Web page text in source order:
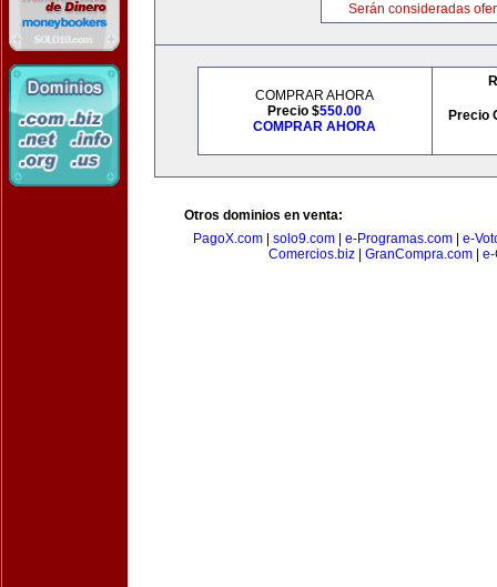
Serán consideradas
COMPRAR AHORA
Precio $550.00
COMPRAR AHORA
Precio
Otros dominios en venta:
PagoX.com
solo9.com e-Programas.com
e-
Comercios.biz| GranCompra.com| e-